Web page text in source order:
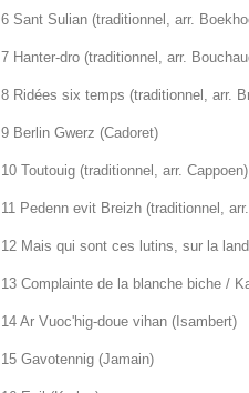
6 Sant Sulian (traditionnel, arr.
7 Hanter-dro (traditionnel, arr.
8 Ridées six temps (traditionnel, arr.
9 Berlin Gwerz (Cadoret)
10 Toutouig (traditionnel, arr. Cappoen)
11 Pedenn evit Breizh (traditionnel,
12 Mais qui sont ces lutins, sur la
13 Complainte de la blanche biche /
14 Ar Vuoc'hig-doue vihan (Isambert)
15 Gavotennig (Jamain)